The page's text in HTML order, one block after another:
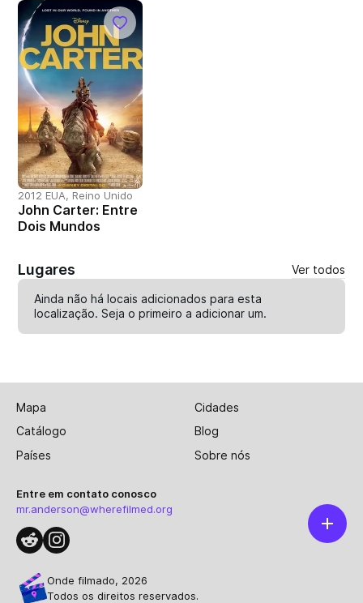
2012 EUA, Reino Unido
John Carter: Entre
Dois Mundos
Lugares Ver todos
Ainda não há locais adicionados para esta
localização. Seja o primeiro aadicionar um.
Mapa
Cidades
Catálogo
Blog
Países
Sobre nós
Entre em contato conosco
mr.anderson@wherefilmed.org
Onde filmado, 2026
Todos os direitos reservados.